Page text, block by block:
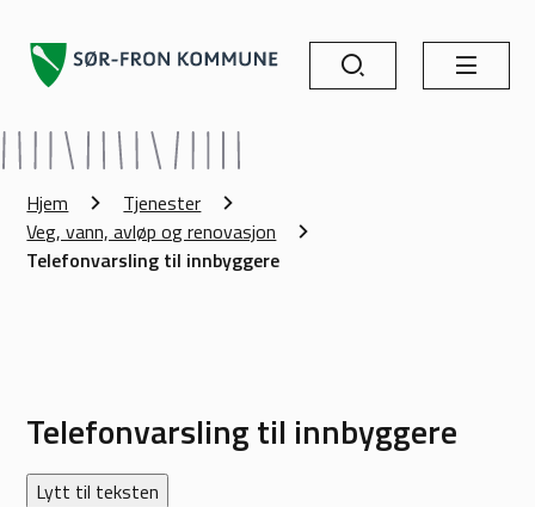
Søk Meny
Du er her:
Hjem
Tjenester
Veg, vann, avløp og renovasjon
Telefonvarsling til innbyggere
Telefonvarsling til innbyggere
Lytt til teksten